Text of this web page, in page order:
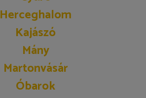
Herceghalom
Kajászó
Mány
Martonvásár
Óbarok